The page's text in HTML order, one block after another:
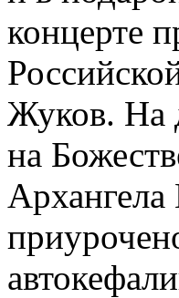
концерте
Жуков. На
на